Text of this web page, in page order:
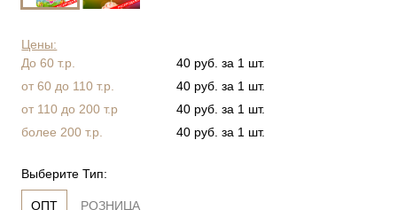
Цены:
До 60 т.р.
40 руб. за 1 шт.
от 60 до 110 т.р.
40 руб. за 1 шт.
от 110 до 200 т.р
40 руб. за 1 шт.
более 200 т.р.
40 руб. за 1 шт.
Выберите Тип:
ОПТ РОЗНИЦА